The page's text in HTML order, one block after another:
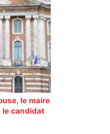
le maire
le candidat